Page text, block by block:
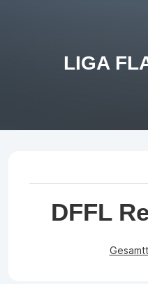
LIGA
DFFL